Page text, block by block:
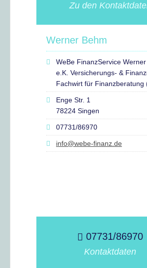
Zu den
Werner Behm
WeBe FinanzService
e.K. Versicherungs- &
Fachwirt für Finanzberatung
Enge Str. 1
78224 Singen
07731/86970
info@webe-finanz.de
07731/86970
Kontaktdaten